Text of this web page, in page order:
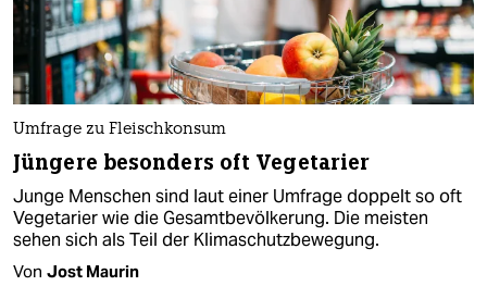
Umfrage zu Fleischkonsum
Jüngere besonders oft Vegetarier
Junge Menschen sind laut einer Umfrage doppelt so oft
Vegetarier wie die Gesamtbevölkerung. Die meisten
sehen sich als Teil der Klimaschutzbewegung.
Von Jost Maurin